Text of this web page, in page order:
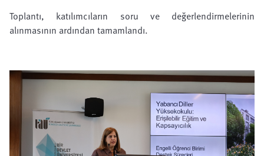
Toplantı, katılımcıların soru ve değerlendirmelerinin
alınmasının ardından tamamlandı.